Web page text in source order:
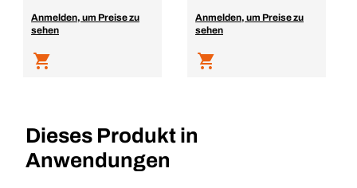
Anmelden, um Preise zu
sehen
Anmelden, um Preise zu
sehen
Dieses Produkt in
Anwendungen